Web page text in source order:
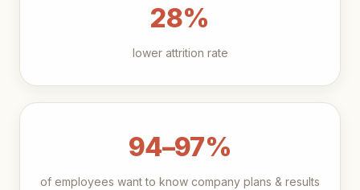
28%
lower attrition rate
94–97%
of employees want to know company plans & results